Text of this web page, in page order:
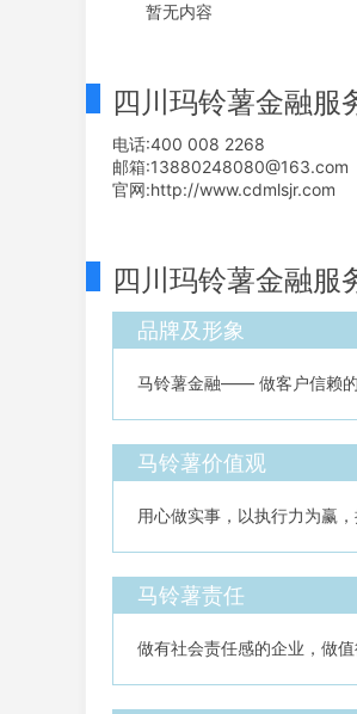
暂无内容
四川玛铃薯金融服
电话:400 008 2268
邮箱:13880248080@163.com
官网:http://www.cdmlsjr.com
四川玛铃薯金融服
品牌及形象
马铃薯金融—— 做客户信赖的
马铃薯价值观
用心做实事，以执行力为赢，
马铃薯责任
做有社会责任感的企业，做值